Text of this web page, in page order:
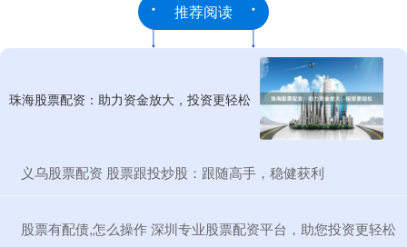
推荐阅读
珠海股票配资：助力资金放大，投资更轻松
​义乌股票配资 股票跟投炒股：跟随高手，稳健获利
​股票有配债,怎么操作 深圳专业股票配资平台，助您投资更轻松